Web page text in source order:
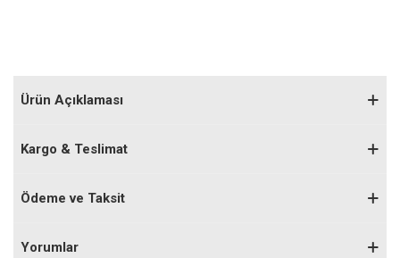
Ürün Açıklaması
Kargo & Teslimat
Ödeme ve Taksit
Yorumlar